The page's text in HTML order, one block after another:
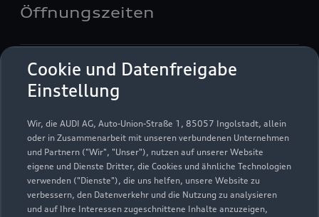
Cookie und Datenfreigabe
Einstellung
Wir, die AUDI AG, Auto-Union-Straße 1, 85057 Ingolstadt, allein
oder in Zusammenarbeit mit unseren verbundenen Unternehmen
und Partnern ("Wir", "Unser"), nutzen auf unserer Website
eigene und Dienste Dritter, die Cookies und ähnliche Technologien
verwenden ("Dienste"), die uns helfen, unsere Website zu
verbessern, den Datenverkehr und die Nutzung zu analysieren
und auf Ihre Interessen zugeschnittene Inhalte anzuzeigen,
Öffnungszeiten
Service
Geschlossen
Freitag 07:30
Teile- und Zubehörverkauf
Geschlossen,öffnet amFreitag 08:00